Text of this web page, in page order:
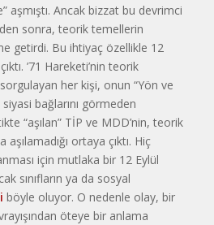
aşmıştı. Ancak bizzat bu devrimci
sonra, teorik temellerin
getirdi. Bu ihtiyaç özellikle 12
’71 Hareketi’nin teorik
her kişi, onun “Yön ve
bağlarını görmeden
“aşılan” TİP ve MDD’nin, teorik
ortaya çıktı. Hiç
için mutlaka bir 12 Eylül
sınıfların ya da sosyal
böyle oluyor. O nedenle olay, bir
öteye bir anlama